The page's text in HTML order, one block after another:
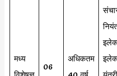
मध्य
06
अधिकतम